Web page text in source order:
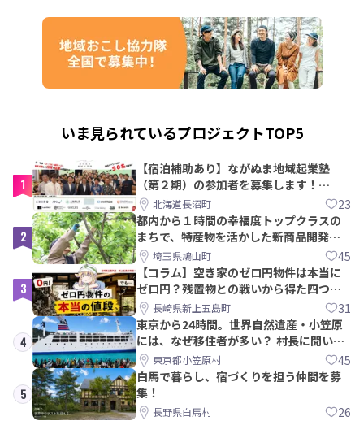
いま見られているプロジェクトTOP5
1
【宿泊補助あり】ながぬま地域起業塾
（第２期）の参加者を募集します！
【8/21〆】
北海道長沼町 23
2
都内から１時間の幸福度トップクラスの
まちで、特産物を活かした新商品開発＆
PRメンバー募集！
埼玉県鳩山町 45
3
【コラム】空き家のゼロ円物件は本当に
ゼロ円？残置物との戦いから得た四つの
教訓｜新上五島町
長崎県新上五島町 31
4
東京から24時間。世界自然遺産・小笠原
には、なぜ移住者が多い？ 村長に聞いて
みた東京都小笠原村 45
5
白馬で暮らし、宿づくりを担う仲間を募
集！
長野県白馬村 26